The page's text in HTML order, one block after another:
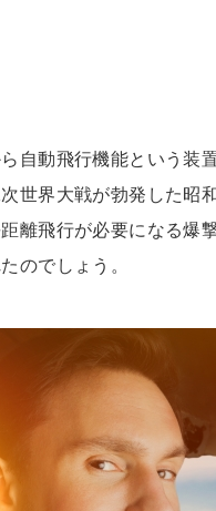
自動飛行機能という装
世界大戦が勃発した昭
離飛行が必要になる爆
のでしょう。